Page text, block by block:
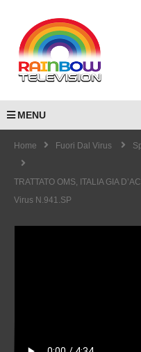
MENU
Home Fuori Dal Virus
TRATTATO OMS, ITALIA GIA
Virus N.941.SP